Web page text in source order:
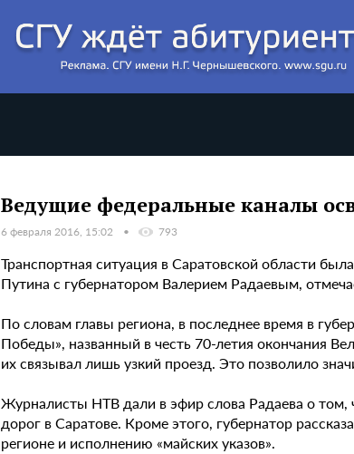
Ведущие федеральные каналы
6 февраля 2016, 15:02 793
Транспортная ситуация в Саратовской области
Путина с губернатором Валерием Радаевым,
По словам главы региона, в последнее время в
Победы», названный в честь 70-летия окончания
их связывал лишь узкий проезд. Это позволило
Журналисты НТВ дали в эфир слова Радаева о том,
дорог в Саратове. Кроме этого, губернатор
регионе и исполнению «майских указов».